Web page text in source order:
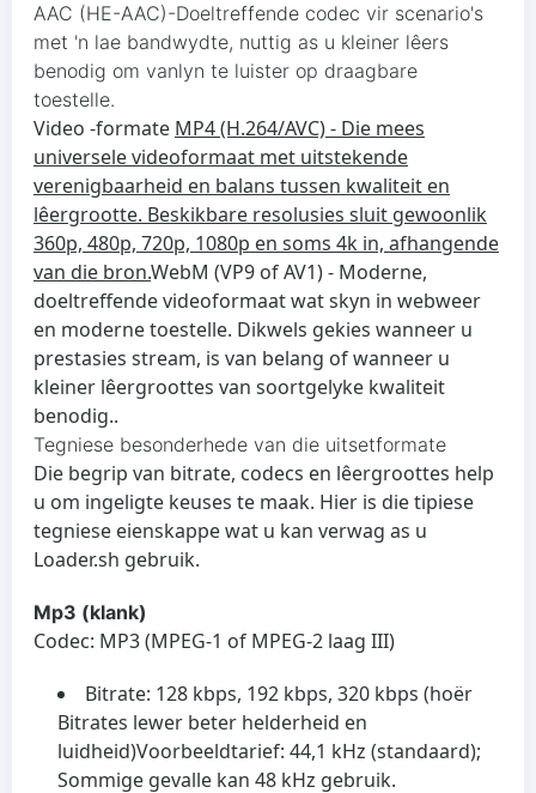
AAC (HE-AAC)-Doeltreffende codec vir scenario's
met 'n lae bandwydte, nuttig as u kleiner lêers
benodig om vanlyn te luister op draagbare
toestelle.
Video -formate MP4 (H.264/AVC) - Die mees
universele videoformaat met uitstekende
verenigbaarheid en balans tussen kwaliteit en
lêergrootte. Beskikbare resolusies sluit gewoonlik
360p, 480p, 720p, 1080p en soms 4k in, afhangende
van die bron.WebM (VP9 of AV1) - Moderne,
doeltreffende videoformaat wat skyn in webweer
en moderne toestelle. Dikwels gekies wanneer u
prestasies stream, is van belang of wanneer u
kleiner lêergroottes van soortgelyke kwaliteit
benodig..
Tegniese besonderhede van die uitsetformate
Die begrip van bitrate, codecs en lêergroottes help
u om ingeligte keuses te maak. Hier is die tipiese
tegniese eienskappe wat u kan verwag as u
Loader.sh gebruik.
Mp3 (klank)
Codec: MP3 (MPEG-1 of MPEG-2 laag III)
Bitrate: 128 kbps, 192 kbps, 320 kbps (hoër
Bitrates lewer beter helderheid en
luidheid)Voorbeeldtarief: 44,1 kHz (standaard);
Sommige gevalle kan 48 kHz gebruik.